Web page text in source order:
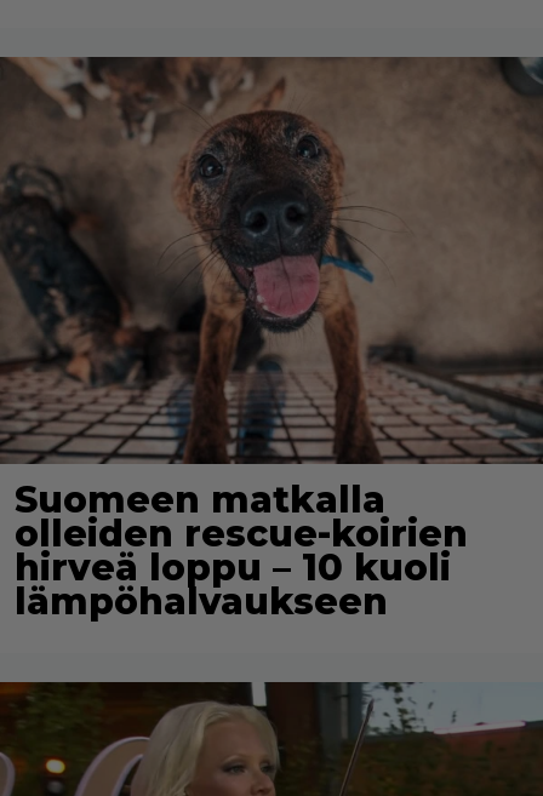
Suomeen matkalla
olleiden rescue-koirien
hirveä loppu – 10 kuoli
lämpöhalvaukseen